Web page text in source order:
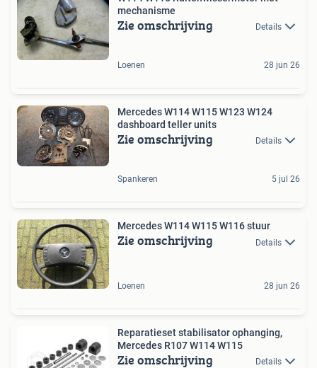
mechanisme
Zie omschrijving Details
Loenen 28 jun 26
Mercedes W114 W115 W123 W124
dashboard teller units
Zie omschrijving Details
Spankeren 5 jul 26
Mercedes W114 W115 W116 stuur
Zie omschrijving Details
Loenen 28 jun 26
Reparatieset stabilisator ophanging,
Mercedes R107 W114 W115
Zie omschrijving Details